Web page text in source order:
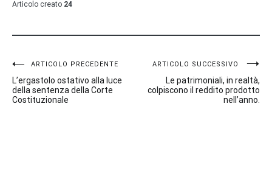
Articolo creato 24
Navigazione
articoli
ARTICOLO PRECEDENTE
L’ergastolo ostativo alla luce
della sentenza della Corte
Costituzionale
ARTICOLO SUCCESSIVO
Le patrimoniali, in realtà,
colpiscono il reddito prodotto
nell’anno.